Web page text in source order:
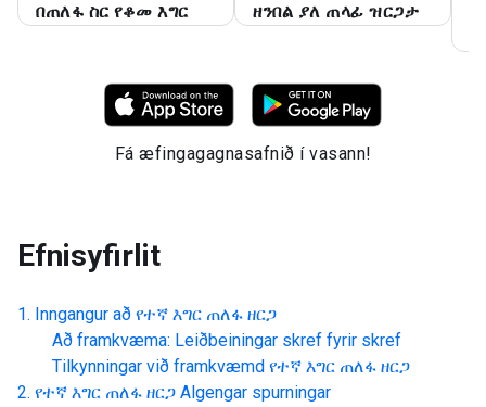
በጠለፋ ስር የቆመ እግር ዘንበል ያለ ጠላፊ ዝርጋታ
Fá æfingagagnasafnið í vasann!
Efnisyfirlit
Inngangur að የተኛ እግር ጠለፋ ዘርጋ
Að framkvæma: Leiðbeiningar skref fyrir skref
Tilkynningar við framkvæmd የተኛ እግር ጠለፋ ዘርጋ
የተኛ እግር ጠለፋ ዘርጋ Algengar spurningar